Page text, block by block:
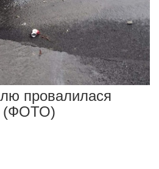
провалилася
(ФОТО)